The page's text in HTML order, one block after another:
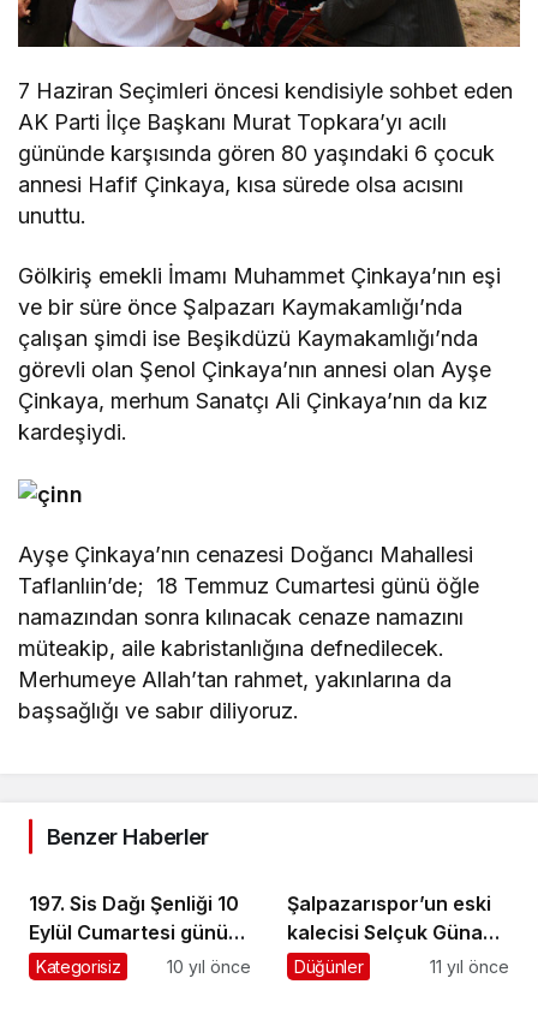
7 Haziran Seçimleri öncesi kendisiyle sohbet eden
AK Parti İlçe Başkanı Murat Topkara’yı acılı
gününde karşısında gören 80 yaşındaki 6 çocuk
annesi Hafif Çinkaya, kısa sürede olsa acısını
unuttu.
Gölkiriş emekli İmamı Muhammet Çinkaya’nın eşi
ve bir süre önce Şalpazarı Kaymakamlığı’nda
çalışan şimdi ise Beşikdüzü Kaymakamlığı’nda
görevli olan Şenol Çinkaya’nın annesi olan Ayşe
Çinkaya, merhum Sanatçı Ali Çinkaya’nın da kız
kardeşiydi.
Ayşe Çinkaya’nın cenazesi Doğancı Mahallesi
Taflanlıin’de; 18 Temmuz Cumartesi günü öğle
namazından sonra kılınacak cenaze namazını
müteakip, aile kabristanlığına defnedilecek.
Merhumeye Allah’tan rahmet, yakınlarına da
başsağlığı ve sabır diliyoruz.
Benzer Haberler
197. Sis Dağı Şenliği 10
Eylül Cumartesi günü
yapılıyor
Kategorisiz 10 yıl önce
Şalpazarıspor’un eski
kalecisi Selçuk Günay
evlendi
Düğünler 11 yıl önce